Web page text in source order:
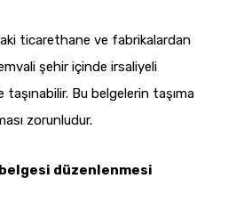
ticarethane ve fabrikalardan
şehir içinde irsaliyeli
Bu belgelerin taşıma
zorunludur.
belgesi düzenlenmesi